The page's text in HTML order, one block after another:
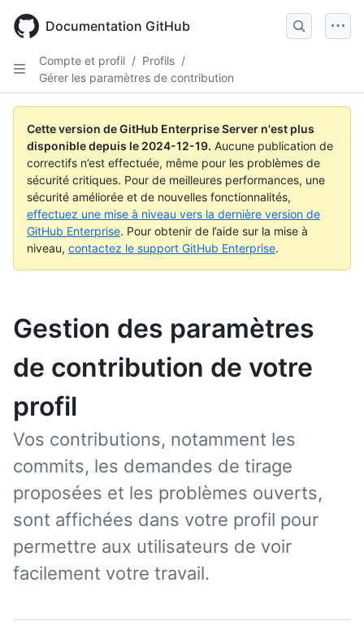
main
Documentation GitHub
Compte et profil / Profils /
Gérer les paramètres de contribution
Cette version de GitHub Enterprise Server n'est plus
disponible depuis le 2024-12-19. Aucune publication de
correctifs n’est effectuée, même pour les problèmes de
sécurité critiques. Pour de meilleures performances, une
sécurité améliorée et de nouvelles fonctionnalités,
effectuez une mise à niveau vers la dernière version de
GitHub Enterprise. Pour obtenir de l’aide sur la mise à
niveau, contactez le support GitHub Enterprise.
Gestion des paramètres
de contribution de votre
profil
Vos contributions, notamment les
commits, les demandes de tirage
proposées et les problèmes ouverts,
sont affichées dans votre profil pour
permettre aux utilisateurs de voir
facilement votre travail.